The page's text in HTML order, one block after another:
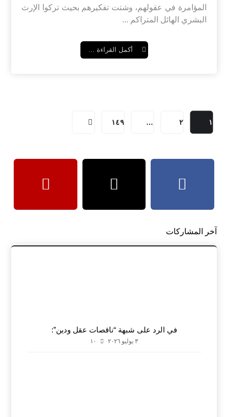
المؤامرة في عقولهم، وشتت تفكيرهم بحيث تركوا الإرث
البشري الهائل المتراكم ...
أكمل القراءة ...
١ ٢ … ١٤٩
آخر المشاركات
في الرد على شبهة “ناقصات عقل ودين”:
٣ يوليو ٢٠٢٦ ١٠